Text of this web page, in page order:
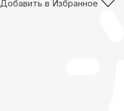
Добавить в Избранное